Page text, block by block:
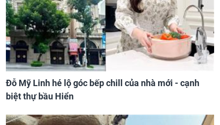
Đỗ Mỹ Linh hé lộ góc bếp chill của nhà mới - cạnh
biệt thự bầu Hiển